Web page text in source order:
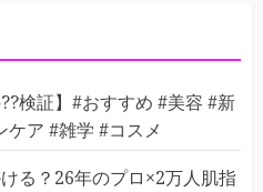
検証】#おすすめ #美容 #新
ア #雑学 #コスメ
る？26年のプロ×2万人肌指